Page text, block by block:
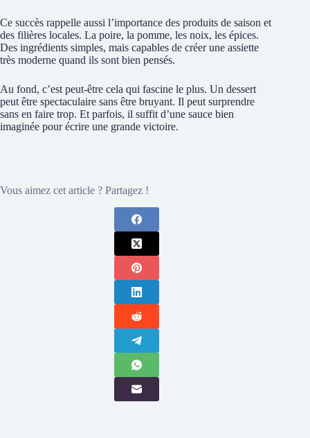
Ce succès rappelle aussi l’importance des produits de saison et
des filières locales. La poire, la pomme, les noix, les épices.
Des ingrédients simples, mais capables de créer une assiette
très moderne quand ils sont bien pensés.
Au fond, c’est peut-être cela qui fascine le plus. Un dessert
peut être spectaculaire sans être bruyant. Il peut surprendre
sans en faire trop. Et parfois, il suffit d’une sauce bien
imaginée pour écrire une grande victoire.
Vous aimez cet article ? Partagez !